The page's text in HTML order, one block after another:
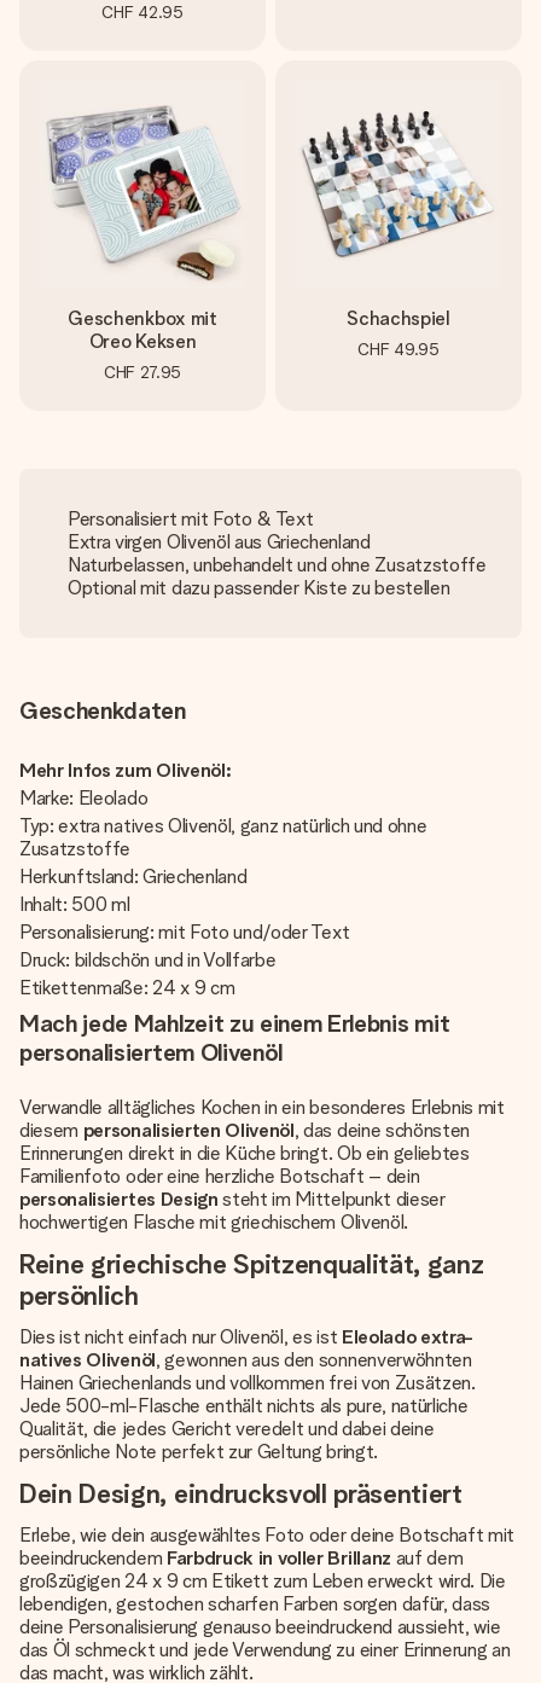
CHF 42.95
Geschenkbox mit
Oreo Keksen
CHF 27.95
Schachspiel
CHF 49.95
Personalisiert mit Foto & Text
Extra virgen Olivenöl aus Griechenland
Naturbelassen, unbehandelt und ohne Zusatzstoffe
Optional mit dazu passender Kiste zu bestellen
Geschenkdaten
Mehr Infos zum Olivenöl:
Marke: Eleolado
Typ: extra natives Olivenöl, ganz natürlich und ohne
Zusatzstoffe
Herkunftsland: Griechenland
Inhalt: 500 ml
Personalisierung: mit Foto und/oder Text
Druck: bildschön und in Vollfarbe
Etikettenmaße: 24 x 9 cm
Mach jede Mahlzeit zu einem Erlebnis mit
personalisiertem Olivenöl
Verwandle alltägliches Kochen in ein besonderes Erlebnis mit
diesem personalisierten Olivenöl, das deine schönsten
Erinnerungen direkt in die Küche bringt. Ob ein geliebtes
Familienfoto oder eine herzliche Botschaft – dein
personalisiertes Design steht im Mittelpunkt dieser
hochwertigen Flasche mit griechischem Olivenöl.
Reine griechische Spitzenqualität, ganz
persönlich
Dies ist nicht einfach nur Olivenöl, es ist Eleolado extra-
natives Olivenöl, gewonnen aus den sonnenverwöhnten
Hainen Griechenlands und vollkommen frei von Zusätzen.
Jede 500-ml-Flasche enthält nichts als pure, natürliche
Qualität, die jedes Gericht veredelt und dabei deine
persönliche Note perfekt zur Geltung bringt.
Dein Design, eindrucksvoll präsentiert
Erlebe, wie dein ausgewähltes Foto oder deine Botschaft mit
beeindruckendem Farbdruck in voller Brillanz auf dem
großzügigen 24 x 9 cm Etikett zum Leben erweckt wird. Die
lebendigen, gestochen scharfen Farben sorgen dafür, dass
deine Personalisierung genauso beeindruckend aussieht, wie
das Öl schmeckt und jede Verwendung zu einer Erinnerung an
das macht, was wirklich zählt.